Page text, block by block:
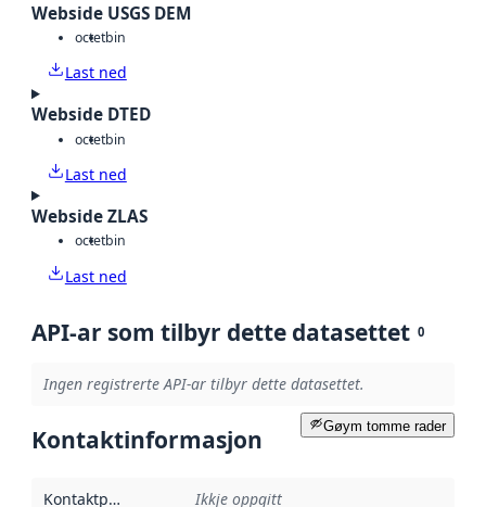
Webside USGS DEM
octetbin
Last ned
Webside DTED
octetbin
Last ned
Webside ZLAS
octetbin
Last ned
API-ar som tilbyr dette datasettet 0
Ingen registrerte API-ar tilbyr dette datasettet.
Gøym tomme rader
Kontaktinformasjon
Kontaktpunkt Ikkje oppgitt